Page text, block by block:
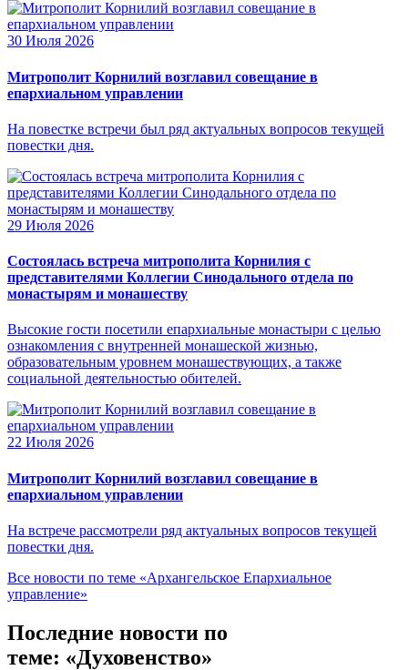
30 Июля 2026
Митрополит Корнилий возглавил совещание в
епархиальном управлении
На повестке встречи был ряд актуальных вопросов текущей
повестки дня.
29 Июля 2026
Состоялась встреча митрополита Корнилия с
представителями Коллегии Синодального отдела по
монастырям и монашеству
Высокие гости посетили епархиальные монастыри с целью
ознакомления с внутренней монашеской жизнью,
образовательным уровнем монашествующих, а также
социальной деятельностью обителей.
22 Июля 2026
Митрополит Корнилий возглавил совещание в
епархиальном управлении
На встрече рассмотрели ряд актуальных вопросов текущей
повестки дня.
Все новости по теме «Архангельское Епархиальное
управление»
Последние новости по
теме: «Духовенство»